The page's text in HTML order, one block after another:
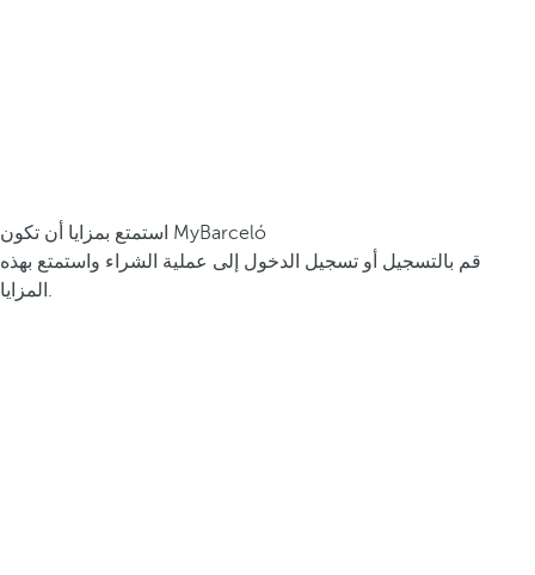
استمتع بمزايا أن تكون MyBarceló
قم بالتسجيل أو تسجيل الدخول إلى عملية الشراء واستمتع بهذه
المزايا.